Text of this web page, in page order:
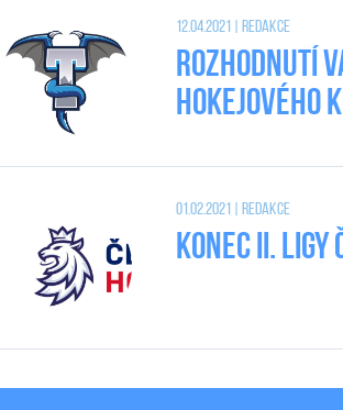
12.04.2021 | Redakce
Rozhodnutí
Hokejového
01.02.2021 | Redakce
Konec II.